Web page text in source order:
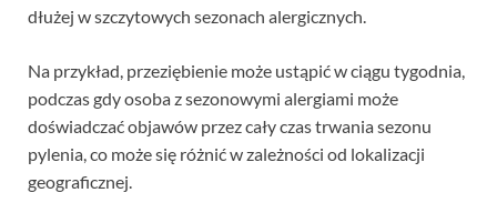
dłużej w szczytowych sezonach alergicznych.
Na przykład, przeziębienie może ustąpić w ciągu tygodnia,
podczas gdy osoba z sezonowymi alergiami może
doświadczać objawów przez cały czas trwania sezonu
pylenia, co może się różnić w zależności od lokalizacji
geograficznej.